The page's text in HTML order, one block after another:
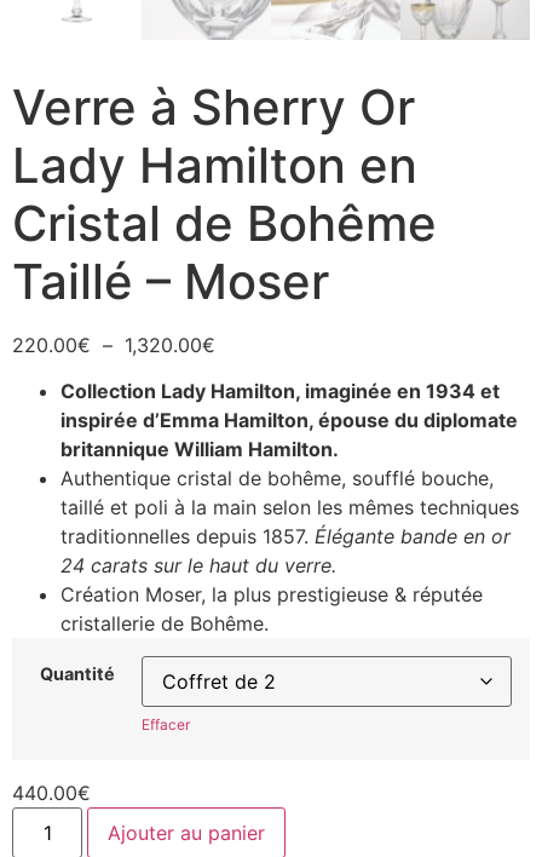
Verre à Sherry Or
Lady Hamilton en
Cristal de Bohême
Taillé – Moser
220.00€ – 1,320.00€
Collection Lady Hamilton, imaginée en 1934 et
inspirée d’Emma Hamilton, épouse du diplomate
britannique William Hamilton.
Authentique cristal de bohême, soufflé bouche,
taillé et poli à la main selon les mêmes techniques
traditionnelles depuis 1857. Élégante bande en or
24 carats sur le haut du verre.
Création Moser, la plus prestigieuse & réputée
cristallerie de Bohême.
Quantité
Effacer
440.00€
Ajouter au panier